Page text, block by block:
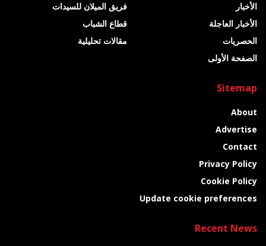
الأخبار
الأخبار العاجلة
الحصريات
الصفحة الأولى
فريق الميلان للسيدات
قطاع الشباب
مقالات تحليلية
Sitemap
About
Advertise
Contact
Privacy Policy
Cookie Policy
Update cookie preferences
Recent News